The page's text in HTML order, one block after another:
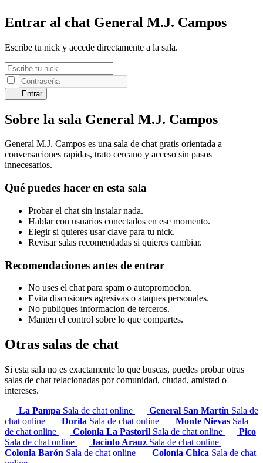
Entrar al chat General M.J. Campos
Escribe tu nick y accede directamente a la sala.
Entrar
Sobre la sala General M.J. Campos
General M.J. Campos es una sala de chat gratis orientada a
conversaciones rapidas, trato cercano y acceso sin pasos
innecesarios.
Qué puedes hacer en esta sala
Probar el chat sin instalar nada.
Hablar con usuarios conectados en ese momento.
Elegir si quieres usar clave para tu nick.
Revisar salas recomendadas si quieres cambiar.
Recomendaciones antes de entrar
No uses el chat para spam o autopromocion.
Evita discusiones agresivas o ataques personales.
No publiques informacion de terceros.
Manten el control sobre lo que compartes.
Otras salas de chat
Si esta sala no es exactamente lo que buscas, puedes probar otras
salas de chat relacionadas por comunidad, ciudad, amistad o
intereses.
La Pampa Sala de chat online General San Martín Sala de
chat online
Dorila Sala de chat online Monte Nievas Sala
de chat online
Colonia La Pastoril Sala de chat online
Pico
Sala de chat online
Jacinto Arauz Sala de chat online
Colonia Barón Sala de chat online Colonia Chica Sala de chat